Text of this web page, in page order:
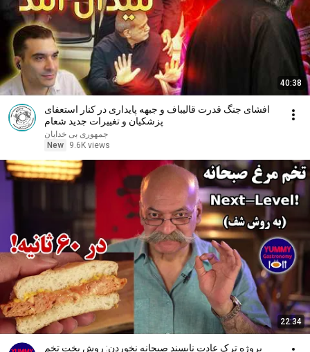
40:38
افشای جنگ قدرت قالیباف و جبهه پایداری در کنار استعفای
پزشکیان و تغییرات جدید شعام
جمهوری بی خدایان
New
9.6K views
22:34
پروژه ترک عادت ناپسند صبحانه نخوردن: روش پخت تخم